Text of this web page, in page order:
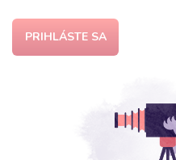
PRIHLÁSTE SA